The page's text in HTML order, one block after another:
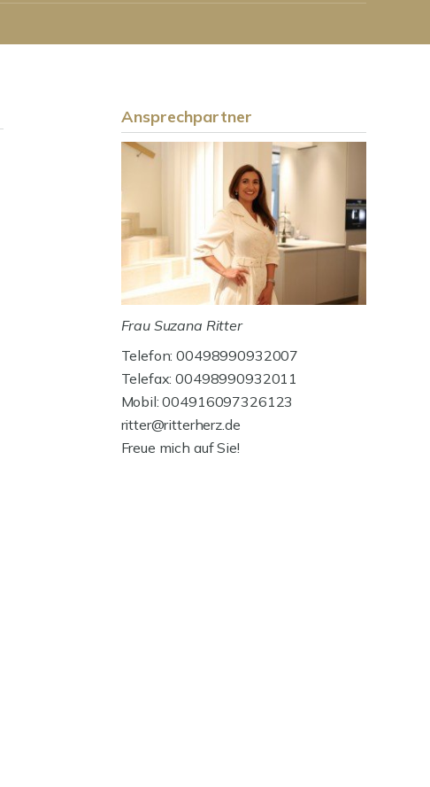
Ansprechpartner
Frau Suzana Ritter
Telefon: 00498990932007
Telefax: 00498990932011
Mobil: 004916097326123
ritter@ritterherz.de
Freue mich auf Sie!